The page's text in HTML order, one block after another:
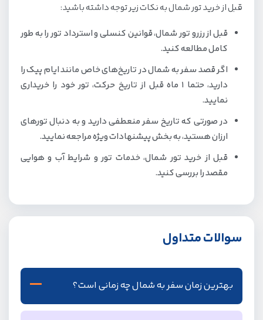
قبل از خرید تور شمال به نکات زیر توجه داشته باشید:
قبل از رزرو تور شمال، قوانین کنسلی و استرداد تور را به طور
کامل مطالعه کنید.
اگر قصد سفر به شمال در تاریخ‌های خاص مانند ایام پیک را
دارید، حتما 1 ماه قبل از تاریخ حرکت، تور خود را خریداری
نمایید.
در صورتی که تاریخ سفر منعطفی دارید و به دنبال تورهای
ارزان هستید، به بخش پیشنهادات ویژه مراجعه نمایید.
قبل از خرید تور شمال، خدمات تور و شرایط آب و هوایی
مقصد را بررسی کنید.
سوالات متداول
بهترین زمان سفر به شمال چه زمانی است؟
هر فصل شمال زیبایی‌های خاص خود را دارد، اما فصل بهار